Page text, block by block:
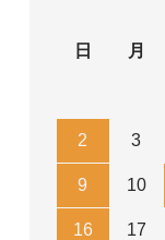
日
月
2 3
9 10
16 17